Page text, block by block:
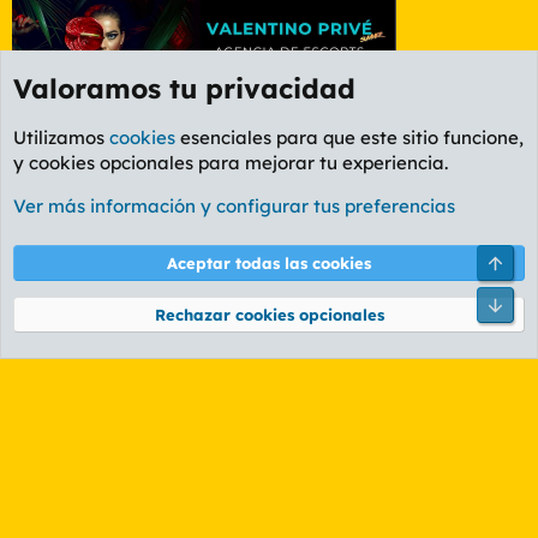
Foro General
Cookies
PL OLDSTYLE AMARILLO
Términos y reglas Política de privacidad Ayuda
Community platform by XenForo® © 2010-2026 XenForo Ltd.
Valoramos tu privacidad
Utilizamos cookies esenciales para que este sitio funcione,
y cookies opcionales para mejorar tu experiencia.
Ver más información y configurar tus preferencias
Aceptar todas las cookies
Rechazar cookies opcionales
Pie